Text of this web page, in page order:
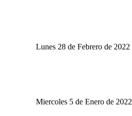
Lunes 28 de Febrero de 2022
Miercoles 5 de Enero de 2022